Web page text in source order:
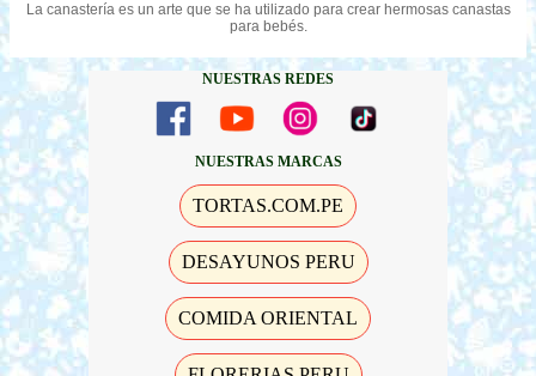
La canastería es un arte que se ha utilizado para crear hermosas canastas
para bebés.
NUESTRAS REDES
NUESTRAS MARCAS
TORTAS.COM.PE
DESAYUNOS PERU
COMIDA ORIENTAL